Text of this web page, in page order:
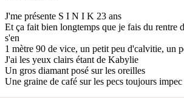
J'me présente S I N I K 23 ans
Et ça fait bien longtemps que je fais du rentre
s'en
1 mètre 90 de vice, un petit peu d'calvitie, un
J'ai les yeux clairs étant de Kabylie
Un gros diamant posé sur les oreilles
Une graine de café sur les pecs toujours